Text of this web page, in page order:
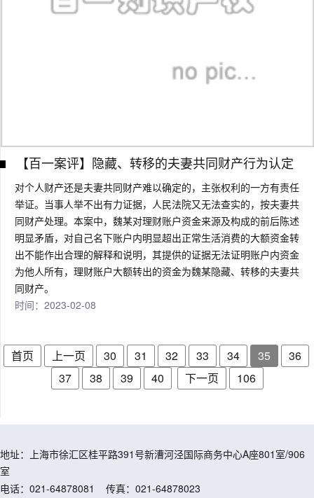
【百一案评】隐藏、转移的夫妻共同财产行为认定
对个人财产还是夫妻共同财产难以确定的，主张权利的一方有责任
举证。当事人举不出有力证据，人民法院又无法查实的，按夫妻共
同财产处理。本案中，魏某对理财账户资金来源及构成的前后陈述
明显矛盾，对自己名下账户内明显超出正常生活消费的大额资金转
出不能作出合理的解释和说明，其提供的证据无法证明账户内资金
为他人所有，理财账户大额转出的资金为魏某隐藏、转移的夫妻共
同财产。
时间：2023-02-08
首页 上一页 30 31 32 33 34 35
36
37
38 39 40 下一页 106
地址：上海市徐汇区桂平路391号新漕河泾国际商务中心A座801室/906
室
电话：021-64878081
传真：021-64878023